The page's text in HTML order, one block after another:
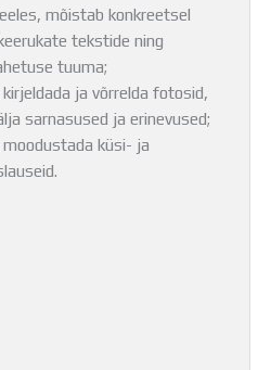
mõistab konkreetsel
tekstide ning
tuuma;
ja võrrelda fotosid,
sarnasused ja erinevused;
moodustada küsi- ja